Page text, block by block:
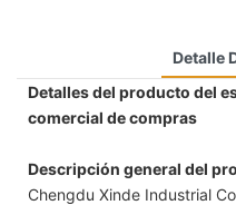
Detalle
Detalles del producto del
comercial de compras
Descripción general del
Chengdu Xinde Industrial